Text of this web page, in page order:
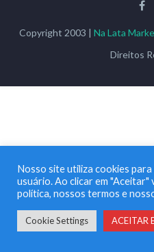
Copyright 2003 | Na Lata
Direitos
Nosso site utiliza cookies
usuário. Ao clicar em "Aceitar"
política, nossos termos e
Cookie Settings ACEITAR